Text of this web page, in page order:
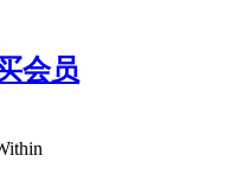
会员